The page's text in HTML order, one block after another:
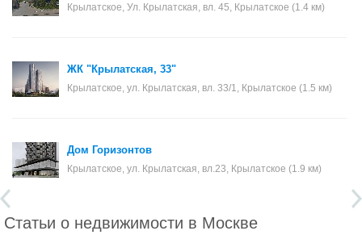
Крылатское, Ул. Крылатская, вл. 45, Крылатское (1.4 км)
ЖК "Крылатская, 33"
Крылатское, ул. Крылатская, вл. 33/1, Крылатское (1.5 км)
Дом Горизонтов
Крылатское, ул. Крылатская, вл.23, Крылатское (1.9 км)
Статьи о недвижимости в Москве